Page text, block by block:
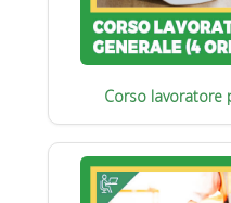
Corso lavoratore